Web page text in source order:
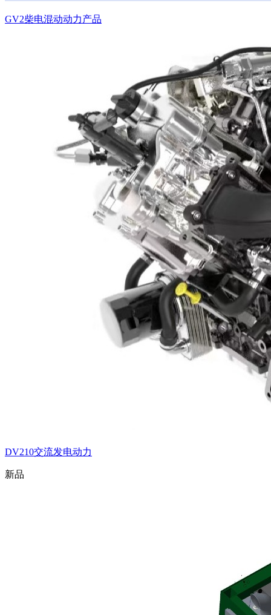
GV2柴电混动动力产品
DV210交流发电动力
新品